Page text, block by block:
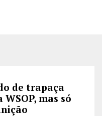
de trapaça
mas só